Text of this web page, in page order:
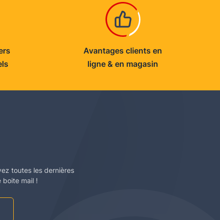
Avantages clients en
ligne & en magasin
toutes les dernières
boite mail !